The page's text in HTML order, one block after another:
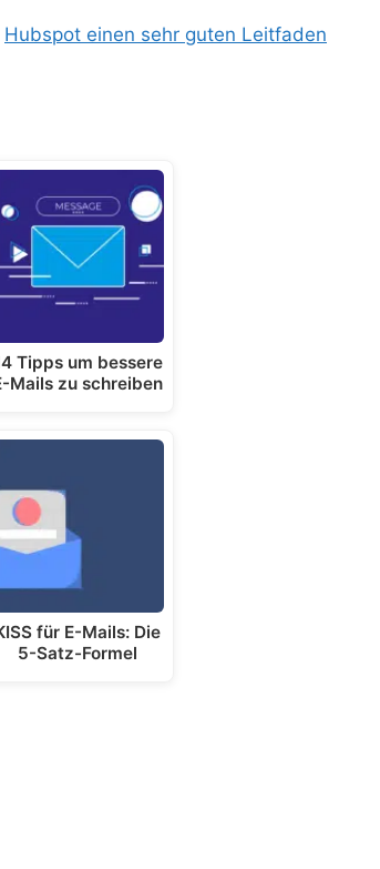
Hubspot einen sehr guten Leitfaden
Tipps um bessere
Mails zu schreiben
für E-Mails: Die
5-Satz-Formel